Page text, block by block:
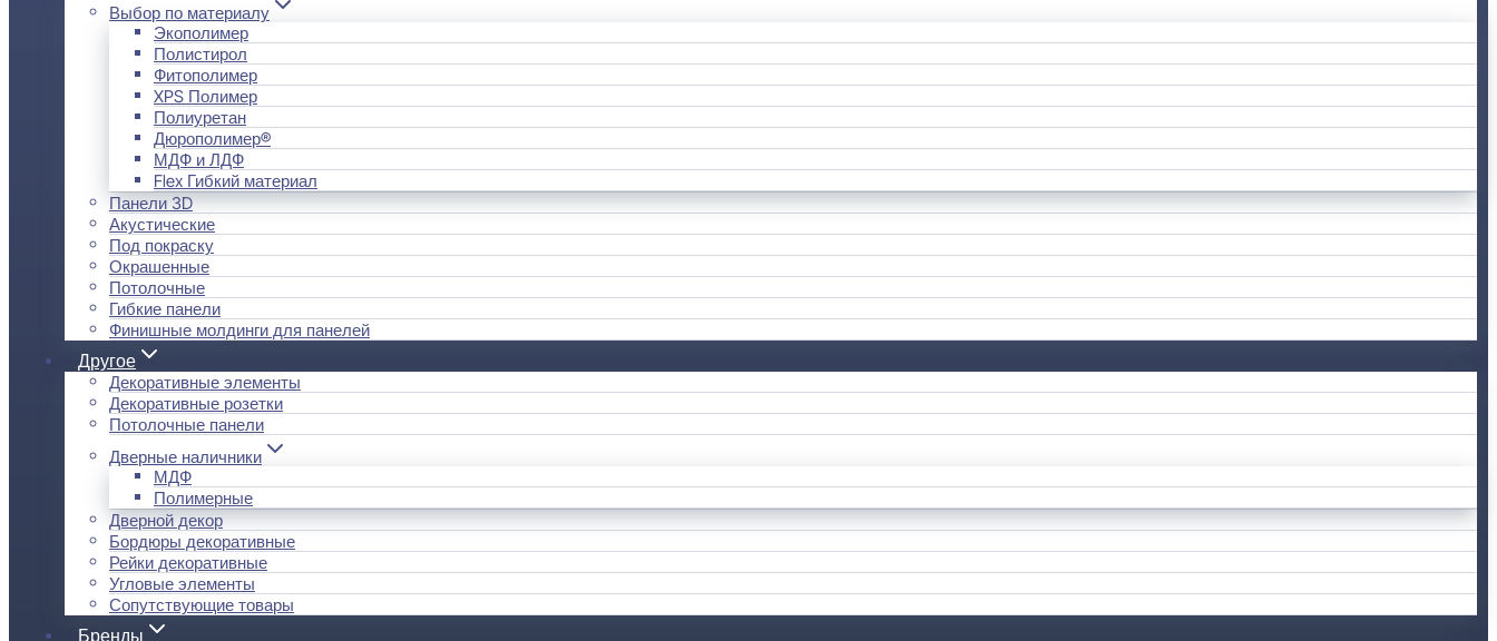
Выбор по материалу
Экополимер
Полистирол
Фитополимер
XPS Полимер
Полиуретан
Дюрополимер®
МДФ и ЛДФ
Flex Гибкий материал
Панели 3D
Акустические
Под покраску
Окрашенные
Потолочные
Гибкие панели
Финишные молдинги для панелей
Другое
Декоративные элементы
Декоративные розетки
Потолочные панели
Дверные наличники
МДФ
Полимерные
Дверной декор
Бордюры декоративные
Рейки декоративные
Угловые элементы
Сопутствующие товары
Бренды